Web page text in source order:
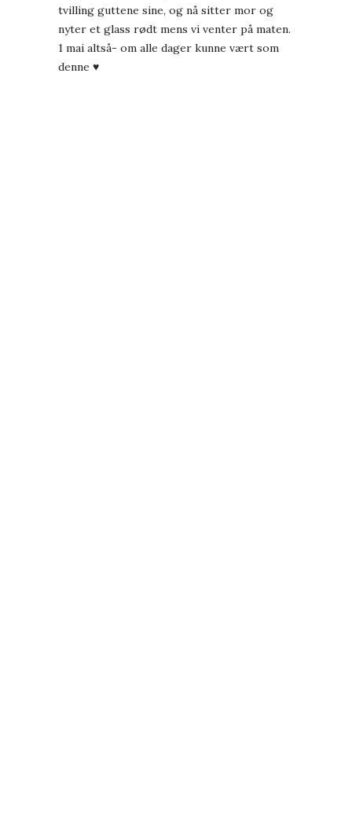
tvilling guttene sine, og nå sitter mor og
nyter et glass rødt mens vi venter på maten.
1 mai altså- om alle dager kunne vært som
denne ♥